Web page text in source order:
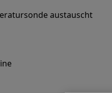
austauscht